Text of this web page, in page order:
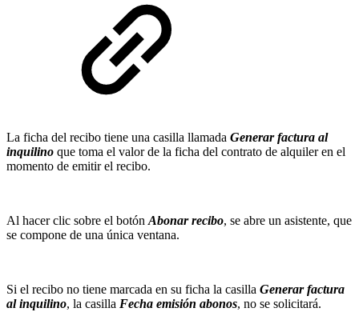
La ficha del recibo tiene una casilla llamada Generar factura al
inquilino que toma el valor de la ficha del contrato de alquiler en el
momento de emitir el recibo.
Al hacer clic sobre el botón Abonar recibo, se abre un asistente, que
se compone de una única ventana.
Si el recibo no tiene marcada en su ficha la casilla Generar factura
al inquilino, la casilla Fecha emisión abonos, no se solicitará.